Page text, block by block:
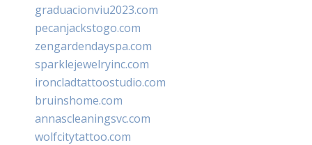
graduacionviu2023.com
pecanjackstogo.com
zengardendayspa.com
sparklejewelryinc.com
ironcladtattoostudio.com
bruinshome.com
annascleaningsvc.com
wolfcitytattoo.com